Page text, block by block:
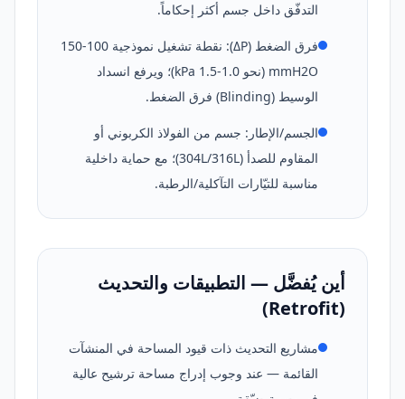
التدفّق داخل جسم أكثر إحكاماً.
فرق الضغط (ΔP): نقطة تشغيل نموذجية 100-150
mmH2O (نحو 1.0-1.5 kPa)؛ ويرفع انسداد
الوسيط (Blinding) فرق الضغط.
الجسم/الإطار: جسم من الفولاذ الكربوني أو
المقاوم للصدأ (304L/316L)؛ مع حماية داخلية
مناسبة للتيّارات التآكلية/الرطبة.
أين يُفضَّل — التطبيقات والتحديث
(Retrofit)
مشاريع التحديث ذات قيود المساحة في المنشآت
القائمة — عند وجوب إدراج مساحة ترشيح عالية